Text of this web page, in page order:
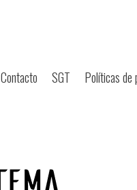
Contacto SGT Políticas de